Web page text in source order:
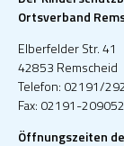
Ortsverband
Elberfelder Str. 41
42853 Remscheid
Telefon: 02191/
Fax: 02191-209052
Öffnungszeiten